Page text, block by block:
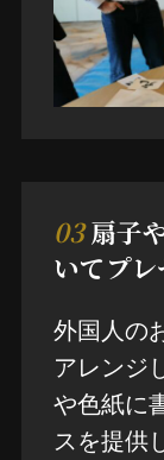
03 扇子
いてプレ
外国人の
アレンジ
や色紙に
スを提供